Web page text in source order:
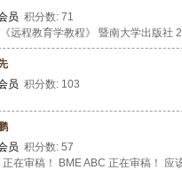
员 积分数: 71
远程教育学教程》 暨南大学出版
员 积分数: 103
员 积分数: 57
正在审稿！ BME ABC 正在审稿！ 应